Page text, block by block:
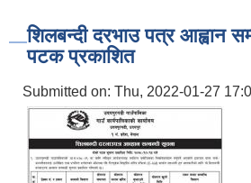
शिलबन्दी दरभाउ पत्र आह्वान
पटक प्रकाशित
Submitted on: Thu, 2022-01-27